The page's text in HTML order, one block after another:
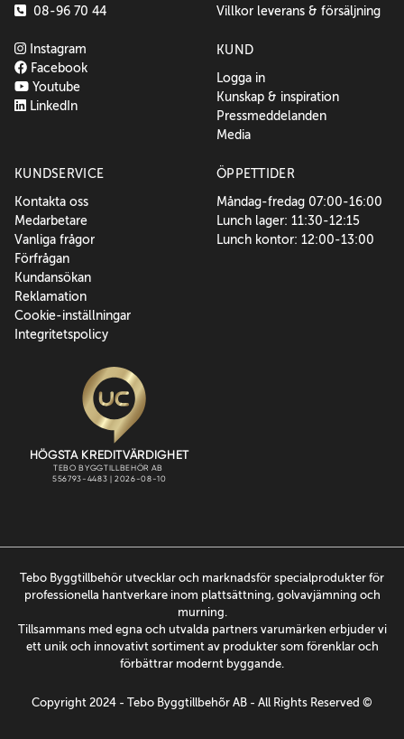
08-96 70 44
Instagram
Facebook
Youtube
LinkedIn
Villkor leverans & försäljning
KUND
Logga in
Kunskap & inspiration
Pressmeddelanden
Media
KUNDSERVICE
Kontakta oss
Medarbetare
Vanliga frågor
Förfrågan
Kundansökan
Reklamation
Cookie-inställningar
Integritetspolicy
ÖPPETTIDER
Måndag-fredag 07:00-16:00
Lunch lager: 11:30-12:15
Lunch kontor: 12:00-13:00
Tebo Byggtillbehör utvecklar och marknadsför specialprodukter för
professionella hantverkare inom plattsättning, golvavjämning och
murning.
Tillsammans med egna och utvalda partners varumärken erbjuder vi
ett unik och innovativt sortiment av produkter som förenklar och
förbättrar modernt byggande.
Copyright 2024 - Tebo Byggtillbehõr AB - All Rights Reserved ©